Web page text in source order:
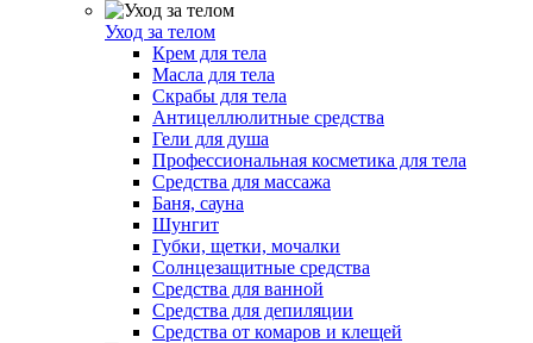
Уход за телом
Крем для тела
Масла для тела
Скрабы для тела
Антицеллюлитные средства
Гели для душа
Профессиональная косметика для тела
Средства для массажа
Баня, сауна
Шунгит
Губки, щетки, мочалки
Солнцезащитные средства
Средства для ванной
Средства для депиляции
Средства от комаров и клещей